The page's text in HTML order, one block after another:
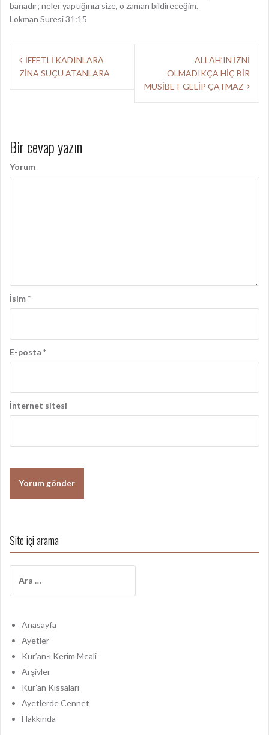
banadır; neler yaptığınızı size, o zaman bildireceğim.
Lokman Suresi 31:15
d
o
l
ı
İFFETLİ KADINLARA
ZİNA SUÇU ATANLARA
ALLAH’IN İZNİ
OLMADIKÇA HİÇ BİR
MUSİBET GELİP ÇATMAZ
Bir cevap yazın
Yorum
İsim*
E-posta *
İnternet sitesi
Site içi arama
a
a
Anasayfa
Ayetler
Kur’an-ı Kerim Meali
Arşivler
Kur’an Kıssaları
Ayetlerde Cennet
Hakkında